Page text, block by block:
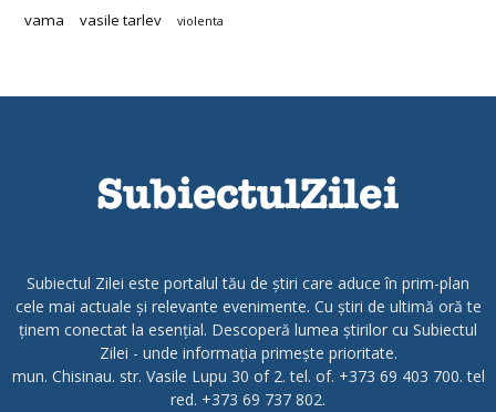
vama vasile tarlev violenta
Subiectul Zilei este portalul tău de știri care aduce în prim-plan
cele mai actuale și relevante evenimente. Cu știri de ultimă oră te
ținem conectat la esențial. Descoperă lumea știrilor cu Subiectul
Zilei - unde informația primește prioritate.
mun. Chisinau. str. Vasile Lupu 30 of 2. tel. of. +373 69 403 700. tel
red. +373 69 737 802.